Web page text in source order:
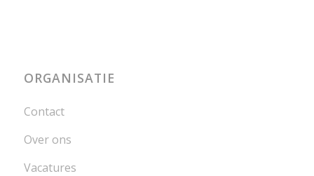
ORGANISATIE
Contact
Over ons
Vacatures